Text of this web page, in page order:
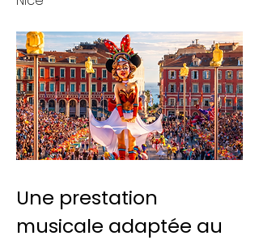
Une prestation
musicale adaptée au